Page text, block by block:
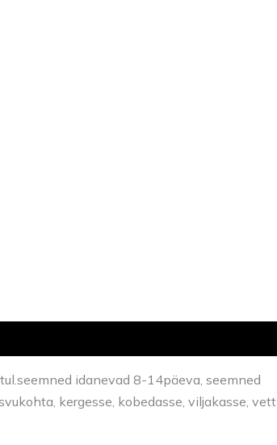
idanevad 8-14päeva, seemned
kergesse, kobedasse, viljakasse, vett